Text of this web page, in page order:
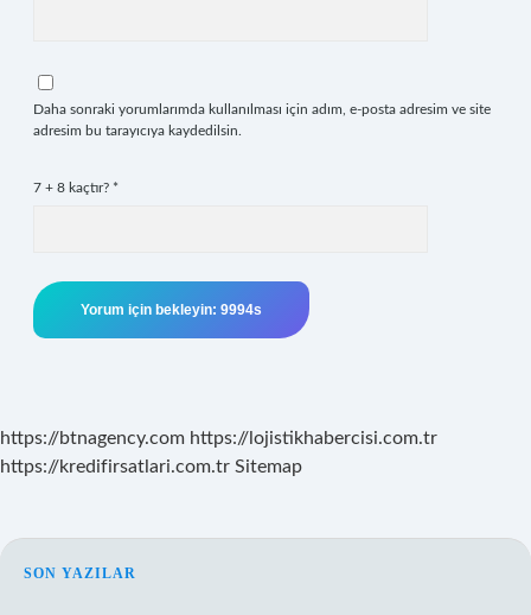
Daha sonraki yorumlarımda kullanılması için adım, e-posta adresim ve site
adresim bu tarayıcıya kaydedilsin.
7 + 8 kaçtır? *
https://btnagency.com https://lojistikhabercisi.com.tr
https://kredifirsatlari.com.tr Sitemap
SIDEBAR
SON YAZILAR